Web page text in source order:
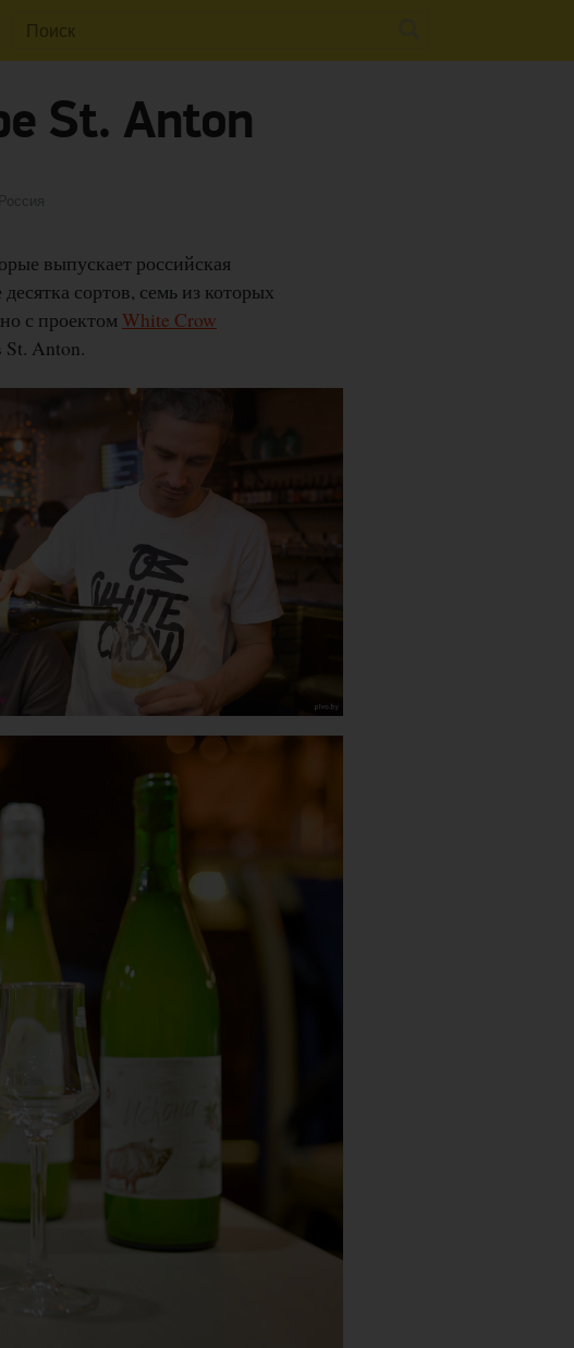
Поиск:
St. Anton
Россия
выпускает российская
сортов, семь из которых
с проектом White Crow
St. Anton.